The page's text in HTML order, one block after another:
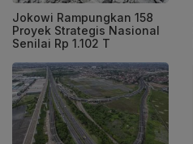
Jokowi Rampungkan 158
Proyek Strategis Nasional
Senilai Rp 1.102 T